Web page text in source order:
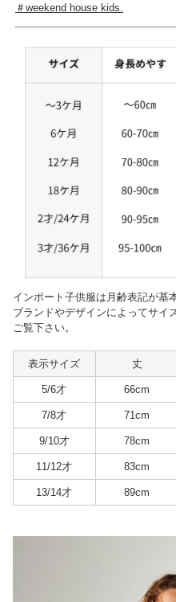
＃weekend house kids.
インポート子供服は月齢表記が基
ブランドやデザインによってサイ
ご覧下さい。
表示サイズ 丈
5/6才 66cm
7/8才 71cm
9/10才 78cm
11/12才 83cm
13/14才 89cm